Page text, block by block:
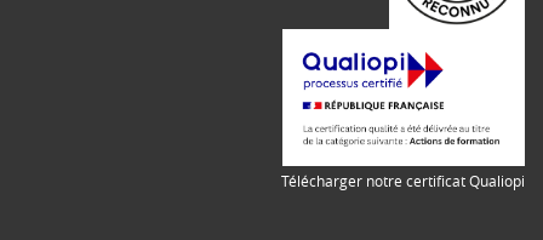
Télécharger notre certificat Qualiopi